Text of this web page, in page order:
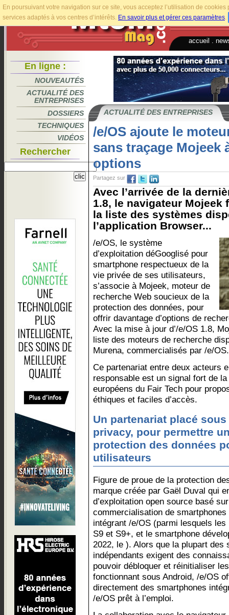
En poursuivant votre navigation sur ce site, vous acceptez l’utilisation de
services adaptés à vos centres d’intérêts. En savoir plus et gérer ces paramètres.
accueil
En ligne :
NOUVEAUTÉS
ACTUALITÉ DES
ENTREPRISES
DOSSIERS
TECHNIQUES
VIDÉOS
Rechercher
ACTUALITÉ DES ENTREPRISES
/e/OS ajoute le
sans traçage Mojeek
options
Partagez sur
Avec l’arrivée de la
1.8, le navigateur Mojeek
la liste des systèmes
l’application Browser...
/e/OS, le système
d’exploitation déGooglisé pour
smartphone respectueux de la
vie privée de ses utilisateurs,
s’associe à Mojeek, moteur de
recherche Web soucieux de la
protection des données, pour
offrir davantage d’options de
Avec la mise à jour d’/e/OS 1.8,
liste des moteurs de recherche
Murena, commercialisés par /e/OS.
Ce partenariat entre deux acteurs
responsable est un signal fort de
européens du Fair Tech pour
éthiques et faciles d’accès.
Un partenariat placé
privacy, pour permettre
protection des données
utilisateurs
Figure de proue de la protection
marque créée par Gaël Duval qui
d’exploitation open source basé
commercialisation de
intégrant /e/OS (parmi lesquels
S9 et S9+, et le smartphone
2022, le ). Alors que la plupart des
indépendants exigent des
pouvoir débloquer et réinitialiser
fonctionnant sous Android, /e/OS
directement des smartphones
/e/OS prêt à l’emploi.